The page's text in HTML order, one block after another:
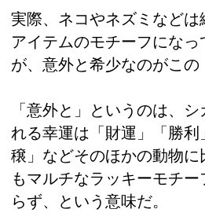
実際、ネコやネズミなど
アイテムのモチーフにな
が、意外と希少なのがこの
「意外と」というのは、
れる幸運は「財運」「勝利
穣」などそのほかの動物に
もマルチなラッキーモチ
らず、という意味だ。